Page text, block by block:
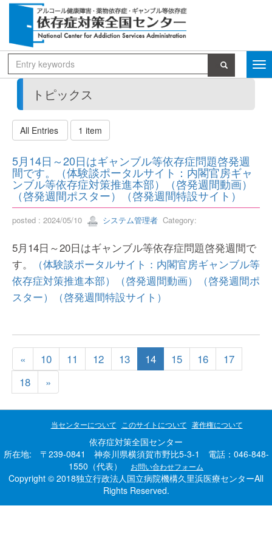
トピックス
All Entries 1 item
5月14日～20日はギャンブル等依存症問題啓発週
間です。（体験談ポータルサイト：内閣官房ギャ
ンブル等依存症対策推進本部）（啓発週間動画）
（啓発週間ポスター）（啓発週間特設サイト）
posted : 2024/05/10 システム管理者 Category:
5月14日～20日はギャンブル等依存症問題啓発週間で
す。
（体験談ポータルサイト：内閣官房ギャンブル等
依存症対策推進本部）
（啓発週間動画）
（啓発週間ポ
スター）
（啓発週間特設サイト）
« 10 11 12 13 14 15 16
17
18
»
当センターについて このサイトについて 著作権について
依存症対策全国センター
所在地: 〒239-0841 神奈川県横須賀市野比5-3-1 電話：046-848-
1550（代表）
お問い合わせフォーム
Copyright © 2018独立行政法人国立病院機構久里浜医療センターAll
Rights Reserved.